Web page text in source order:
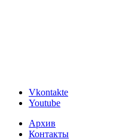
Vkontakte
Youtube
Архив
Контакты